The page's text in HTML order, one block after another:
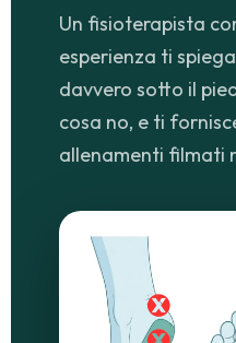
Un fisioterapista
esperienza ti
davvero sotto il
cosa no, e ti
allenamenti filmati